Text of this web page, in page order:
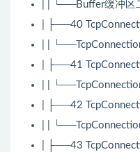
| | └──Buffer缓冲区
| ├──40
| |
| ├──41
| |
| ├──42
| |
| ├──43